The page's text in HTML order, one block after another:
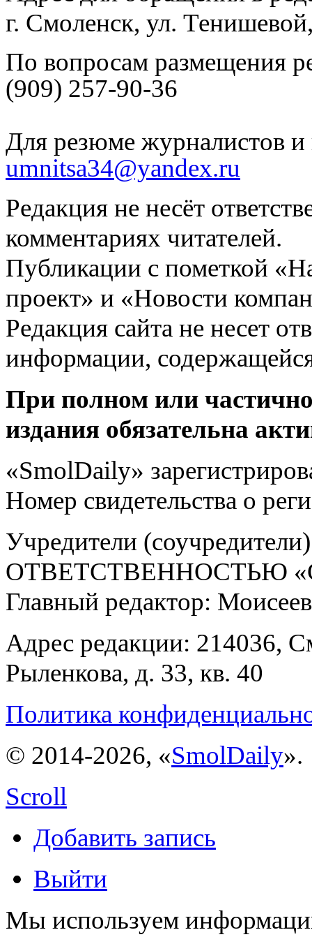
г. Смоленск, ул.
По вопросам размещения
(909) 257-90-36
Для резюме журналистов и
umnitsa34@yandex.ru
Редакция не несёт
комментариях читателей.
Публикации с пометкой
проект» и «Новости
Редакция сайта не несет
информации,
При полном или
издания обязательна
«SmolDaily»
Номер свидетельства о
Учредители
ОТВЕТСТВЕННОСТЬЮ
Главный редактор:
Адрес редакции: 214036,
Рыленкова, д. 33, кв. 40
Политика
© 2014-2026, «SmolDaily».
Scroll
Добавить запись
Выйти
Мы используем